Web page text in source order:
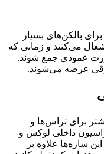
بالکن‌های بسیار
می‌کنند و زمانی که
عمودی جمع شوند.
برقی عرضه می‌شوند.
برای تراس‌ها و
داخلی لوکس و
سازه‌ها علاوه بر